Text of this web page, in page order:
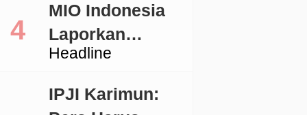
dengan TNKB
Tidak Sesuai
Headline
MIO Indonesia
Laporkan
Pengacara
Polda Metro
IPJI Karimun: